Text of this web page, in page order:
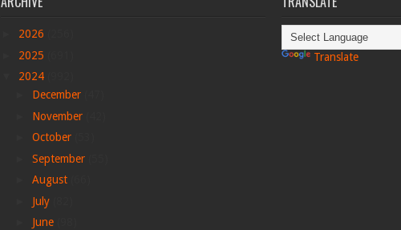
2026
2025
2024
December
November
October
September
August
July
June
Translate